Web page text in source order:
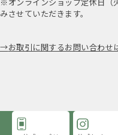
みさせていただきます。
お取引に関するお問い合わせ